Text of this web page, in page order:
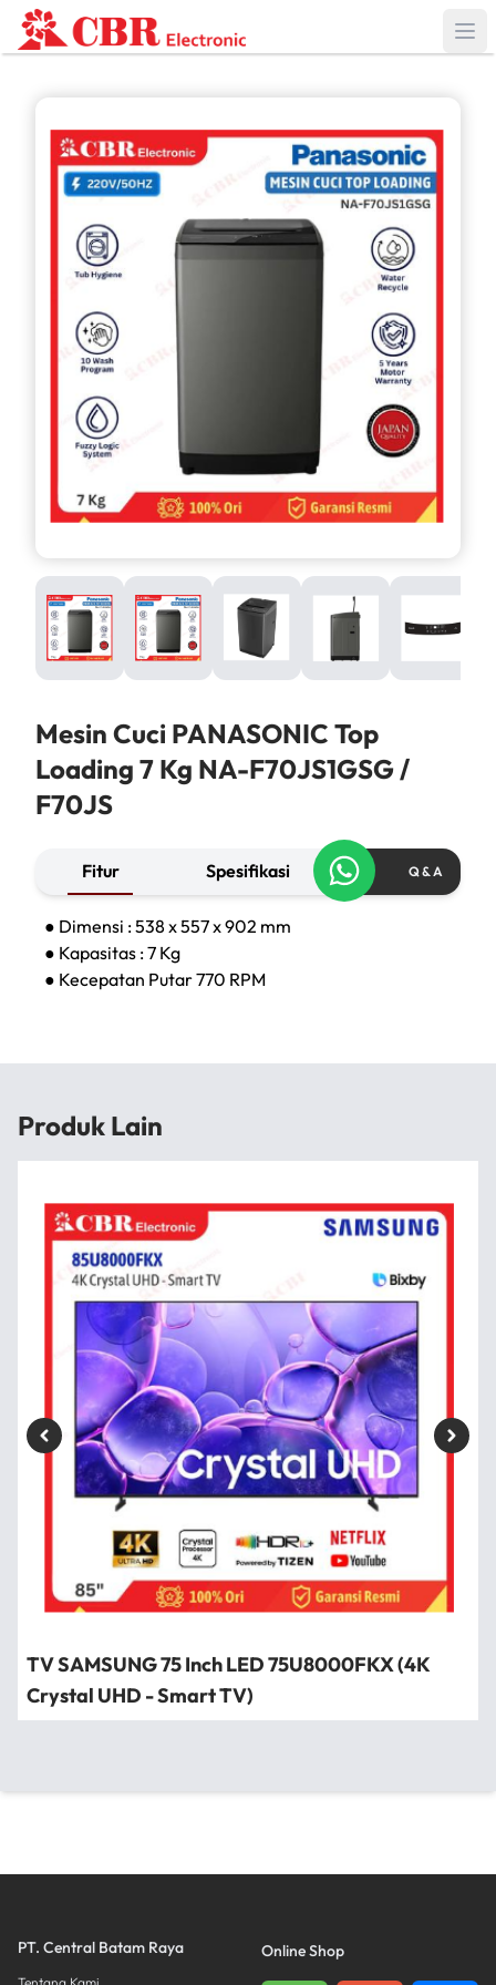
Mesin Cuci PANASONIC Top
Loading 7 Kg NA-F70JS1GSG /
F70JS
Fitur Spesifikasi Q & A
● Dimensi : 538 x 557 x 902 mm
● Kapasitas : 7 Kg
● Kecepatan Putar 770 RPM
Produk Lain
TV SAMSUNG 75 Inch LED 75U8000FKX (4K
Crystal UHD - Smart TV)
PT. Central Batam Raya Online Shop